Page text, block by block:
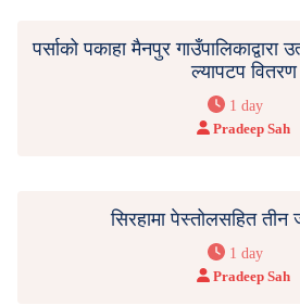
पर्साको पकाहा मैनपुर गाउँपालिकाद्वारा
ल्यापटप वितरण
1 day
Pradeep Sah
सिरहामा पेस्तोलसहित तीन
1 day
Pradeep Sah